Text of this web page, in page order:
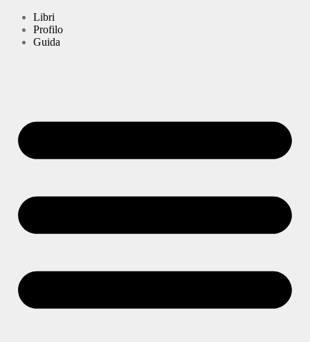
Libri
Profilo
Guida